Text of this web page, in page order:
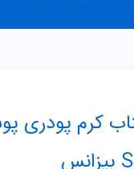
کرم پودری